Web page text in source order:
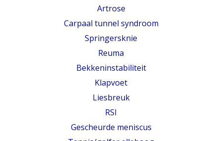
Artrose
Carpaal tunnel syndroom
Springersknie
Reuma
Bekkeninstabiliteit
Klapvoet
Liesbreuk
RSI
Gescheurde meniscus